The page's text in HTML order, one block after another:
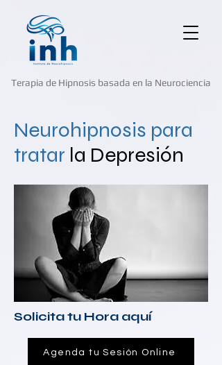
Terapia de Hipnosis basada en la Neurociencia
Neurohipnosis para
tratar la Depresión
Solicita tu Hora aquí
Agenda tu Sesión Online